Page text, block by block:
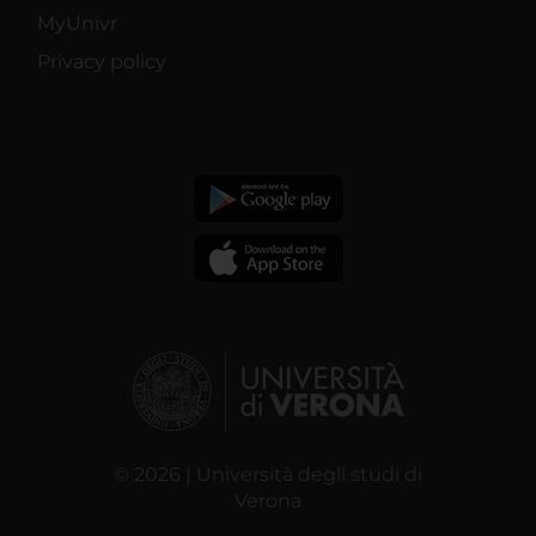
MyUnivr
Privacy policy
© 2026 | Università degli studi di
Verona